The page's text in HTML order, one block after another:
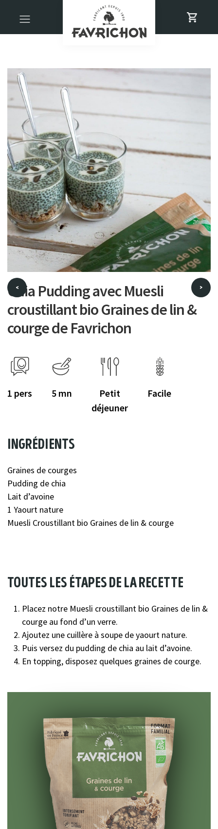
Chia Pudding avec Muesli
croustillant bio Graines de lin &
courge de Favrichon
1 5
Petit
déjeuner
Facile
ingrédients
Graines de courges
Pudding de chia
Lait d’avoine
1 Yaourt nature
Muesli Croustillant bio Graines de lin & courge
< >
toutes les étapes de la recette
Placez notre Muesli croustillant bio Graines de lin &
courge au fond d’un verre.
Ajoutez une cuillère à soupe de yaourt nature.
Puis versez du pudding de chia au lait d’avoine.
En topping, disposez quelques graines de courge.